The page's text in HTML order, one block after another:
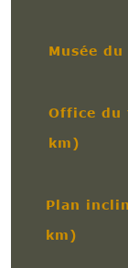
Musée
Office du
km)
Plan
km)